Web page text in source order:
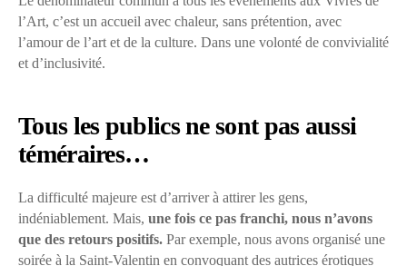
l’Art, c’est un accueil avec chaleur, sans prétention, avec
l’amour de l’art et de la culture. Dans une volonté de convivialité
et d’inclusivité.
Tous les publics ne sont pas aussi
téméraires…
La difficulté majeure est d’arriver à attirer les gens,
indéniablement. Mais, une fois ce pas franchi, nous n’avons
que des retours positifs. Par exemple, nous avons organisé une
soirée à la Saint-Valentin en convoquant des autrices érotiques